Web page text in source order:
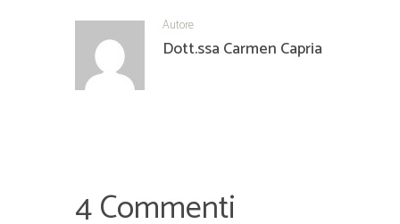
Autore
Dott.ssa Carmen Capria
4 Commenti